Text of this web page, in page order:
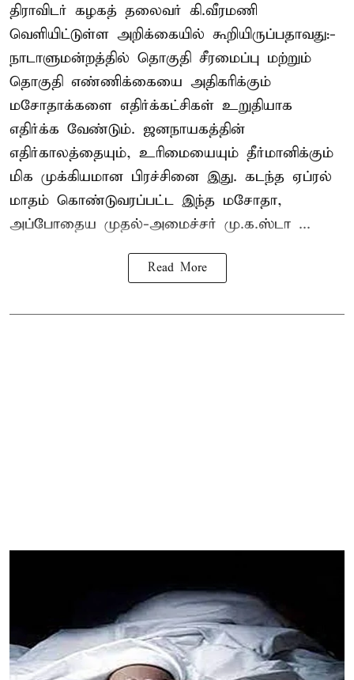
திராவிடர் கழகத் தலைவர் கி.வீரமணி
வெளியிட்டுள்ள அறிக்கையில் கூறியிருப்பதாவது:-
நாடாளுமன்றத்தில் தொகுதி சீரமைப்பு மற்றும்
தொகுதி எண்ணிக்கையை அதிகரிக்கும்
மசோதாக்களை எதிர்க்கட்சிகள் உறுதியாக
எதிர்க்க வேண்டும். ஜனநாயகத்தின்
எதிர்காலத்தையும், உரிமையையும் தீர்மானிக்கும்
மிக முக்கியமான பிரச்சினை இது. கடந்த ஏப்ரல்
மாதம் கொண்டுவரப்பட்ட இந்த மசோதா,
அப்போதைய முதல்-அமைச்சர் மு.க.ஸ்டா ...
Read More